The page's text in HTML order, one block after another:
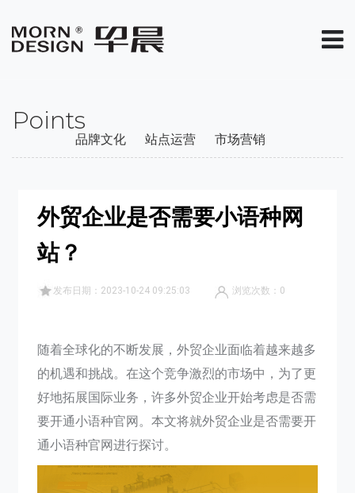
Points
品牌文化 站点运营 市场营销
外贸企业是否需要小语种网
站？
发布日期：2023-10-24 09:25:03 浏览次数： 0
随着全球化的不断发展，外贸企业面临着越来越多
的机遇和挑战。在这个竞争激烈的市场中，为了更
好地拓展国际业务，许多外贸企业开始考虑是否需
要开通小语种官网。本文将就外贸企业是否需要开
通小语种官网进行探讨。